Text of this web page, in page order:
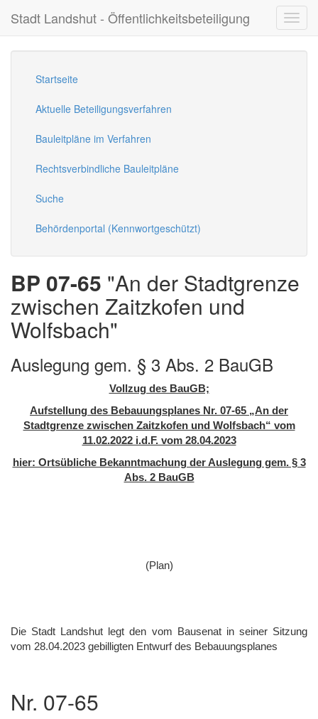
Stadt Landshut - Öffentlichkeitsbeteiligung
Startseite
Aktuelle Beteiligungsverfahren
Bauleitpläne im Verfahren
Rechtsverbindliche Bauleitpläne
Suche
Behördenportal (Kennwortgeschützt)
BP 07-65 "An der Stadtgrenze
zwischen Zaitzkofen und
Wolfsbach"
Auslegung gem. § 3 Abs. 2 BauGB
Vollzug des BauGB;
Aufstellung des Bebauungsplanes Nr. 07-65 „An der
Stadtgrenze zwischen Zaitzkofen und Wolfsbach“ vom
11.02.2022 i.d.F. vom 28.04.2023
hier: Ortsübliche Bekanntmachung der Auslegung gem. § 3
Abs. 2 BauGB
(Plan)
Die Stadt Landshut legt den vom Bausenat in seiner Sitzung
vom 28.04.2023 gebilligten Entwurf des Bebauungsplanes
Nr. 07-65